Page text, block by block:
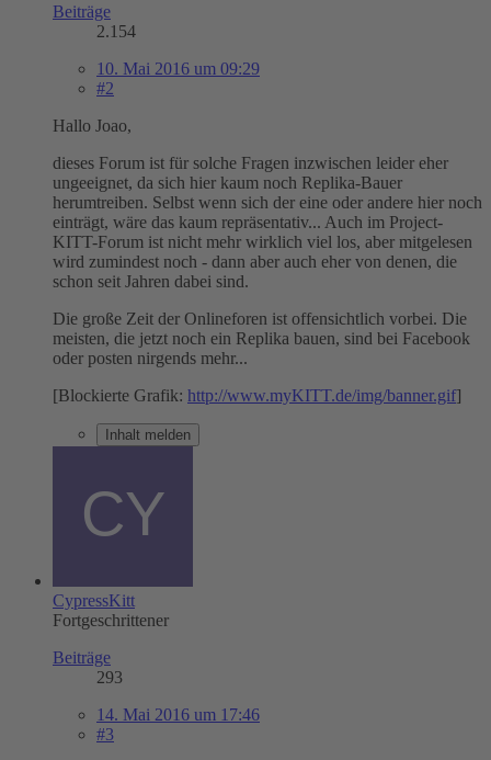
Beiträge
2.154
10. Mai 2016 um 09:29
#2
Hallo Joao,
dieses Forum ist für solche Fragen inzwischen leider eher
ungeeignet, da sich hier kaum noch Replika-Bauer
herumtreiben. Selbst wenn sich der eine oder andere hier noch
einträgt, wäre das kaum repräsentativ... Auch im Project-
KITT-Forum ist nicht mehr wirklich viel los, aber mitgelesen
wird zumindest noch - dann aber auch eher von denen, die
schon seit Jahren dabei sind.
Die große Zeit der Onlineforen ist offensichtlich vorbei. Die
meisten, die jetzt noch ein Replika bauen, sind bei Facebook
oder posten nirgends mehr...
[Blockierte Grafik: http://www.myKITT.de/img/banner.gif]
Inhalt melden
CypressKitt
Fortgeschrittener
Beiträge
293
14. Mai 2016 um 17:46
#3